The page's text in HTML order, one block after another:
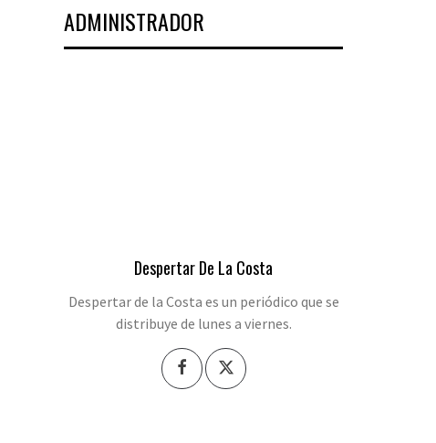
ADMINISTRADOR
Despertar De La Costa
Despertar de la Costa es un periódico que se
distribuye de lunes a viernes.